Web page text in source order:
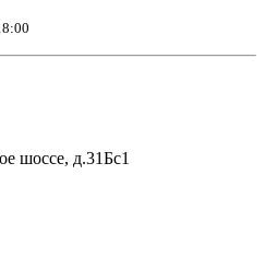
шоссе, д.31Бс1